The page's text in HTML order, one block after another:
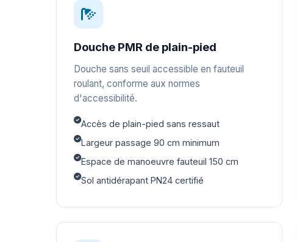
Douche PMR de plain-pied
Douche sans seuil accessible en fauteuil
roulant, conforme aux normes
d'accessibilité.
Accès de plain-pied sans ressaut
Largeur passage 90 cm minimum
Espace de manoeuvre fauteuil 150 cm
Sol antidérapant PN24 certifié